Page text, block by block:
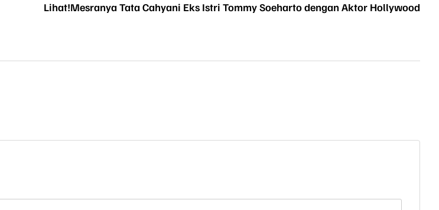
Lihat!Mesranya Tata Cahyani Eks Istri Tommy Soeharto dengan Aktor Hollywood